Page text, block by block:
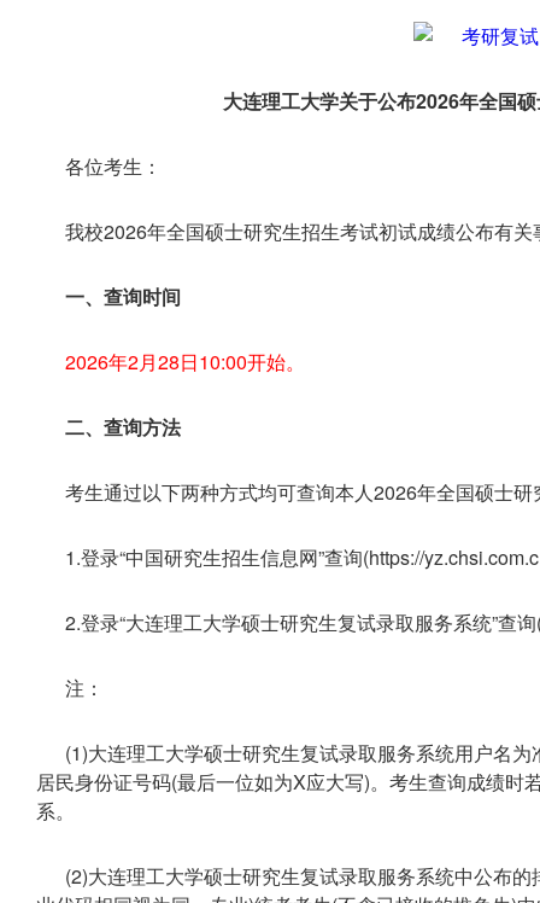
大连理工大学关于公布2026年全国
各位考生：
我校2026年全国硕士研究生招生考试初试成绩公布有关
一、查询时间
2026年2月28日10:00开始。
二、查询方法
考生通过以下两种方式均可查询本人2026年全国硕士
1.登录“中国研究生招生信息网”查询(https://
2.登录“大连理工大学硕士研究生复试录取服务系统”查
注：
(1)大连理工大学硕士研究生复试录取服务系统用户名
居民身份证号码(最后一位如为X应大写)。考生查询成绩
系。
(2)大连理工大学硕士研究生复试录取服务系统中公布